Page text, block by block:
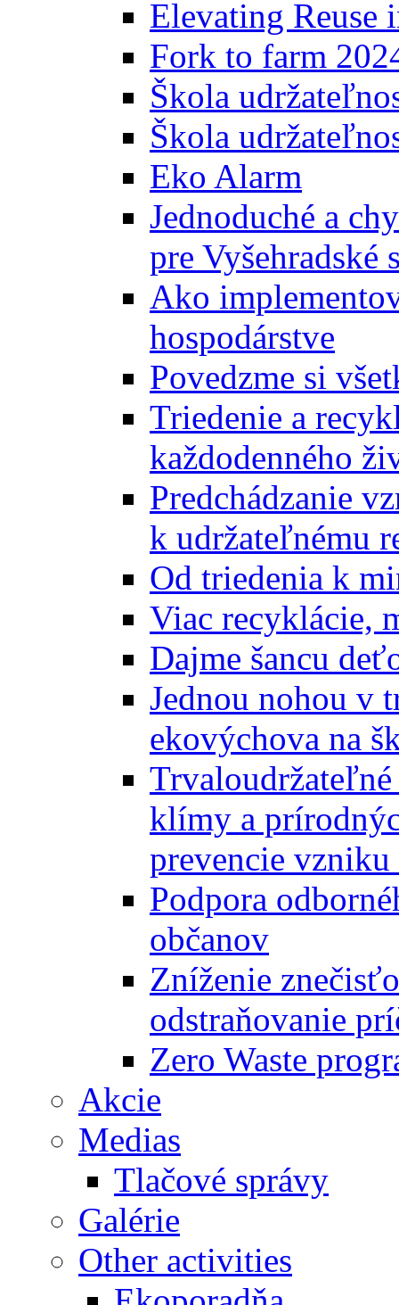
Elevating Reuse
Fork to farm
Škola
Škola
Eko Alarm
Jednoduché a
pre Vyšehradské
Ako
hospodárstve
Povedzme si
Triedenie a
každodenného
Predchádzanie
k udržateľnému
Od triedenia k
Viac recyklácie,
Dajme šancu
Jednou nohou v
ekovýchova na
klímy a
prevencie vzniku
Podpora
občanov
Zníženie
odstraňovanie
Zero Waste
Akcie
Medias
Tlačové správy
Galérie
Other activities